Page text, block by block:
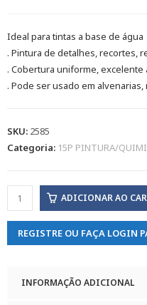
Ideal para tintas a base de água
. Pintura de detalhes, recortes,
. Cobertura uniforme, excelente
. Pode ser usado em
SKU: 2585
Categoria: 15P PINTURA/
ADICIONAR AO
REGISTRE OU FAÇA LOGIN
INFORMAÇÃO ADICIONAL